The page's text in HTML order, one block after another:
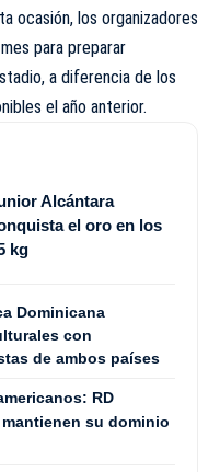
ocasión, los organizadores
para preparar
a diferencia de los
el año anterior.
Alcántara
el oro en los
kg
Dominicana
con
de ambos países
RD
su dominio